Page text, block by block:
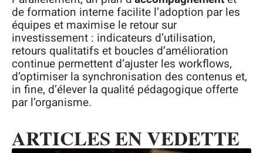
de formation interne facilite l’adoption par les
équipes et maximise le retour sur
investissement : indicateurs d’utilisation,
retours qualitatifs et boucles d’amélioration
continue permettent d’ajuster les workflows,
d’optimiser la synchronisation des contenus et,
in fine, d’élever la qualité pédagogique offerte
par l’organisme.
ARTICLES EN VEDETTE